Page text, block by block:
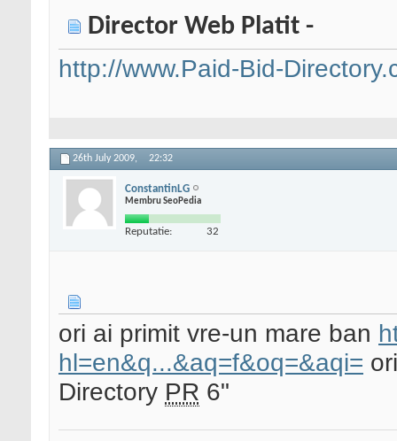
Director Web Platit -
http://www.Paid-Bid-
26th July 2009, 22:32
ConstantinLG
Membru SeoPedia
Reputatie: 32
ori ai primit vre-un mare ban
hl=en&q...&aq=f&oq=&aqi=
Directory PR 6"